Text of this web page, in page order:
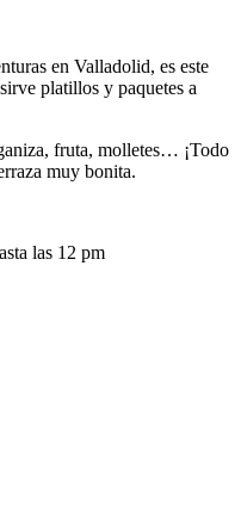
en Valladolid, es este
platillos y paquetes a
fruta, molletes… ¡Todo
muy bonita.
las 12 pm